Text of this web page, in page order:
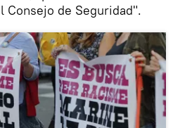
de Seguridad".